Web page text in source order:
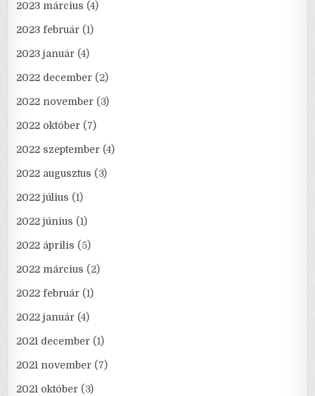
2023 március (4)
2023 február (1)
2023 január (4)
2022 december (2)
2022 november (3)
2022 október (7)
2022 szeptember (4)
2022 augusztus (3)
2022 július (1)
2022 június (1)
2022 április (5)
2022 március (2)
2022 február (1)
2022 január (4)
2021 december (1)
2021 november (7)
2021 október (3)